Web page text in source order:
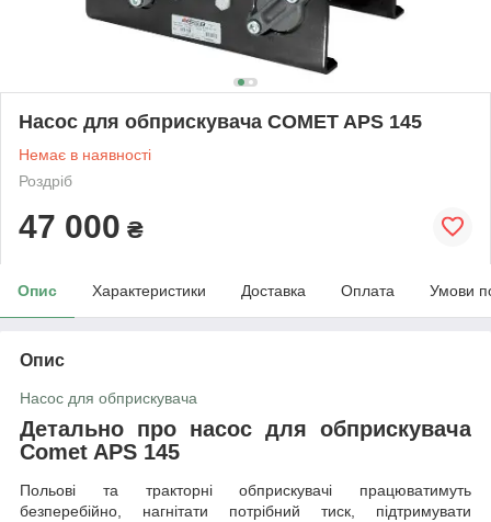
Насос для обприскувача COMET APS 145
Немає в наявності
Роздріб
47 000 ₴
Опис Характеристики Доставка Оплата Умови
Опис
Насос для обприскувача
Детально про насос для обприскувача
Comet APS 145
Польові та тракторні обприскувачі працюватимуть
безперебійно, нагнітати потрібний тиск, підтримувати